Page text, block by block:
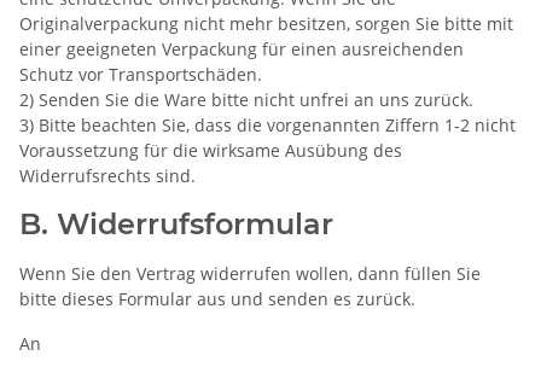
Originalverpackung nicht mehr besitzen, sorgen Sie bitte mit
einer geeigneten Verpackung für einen ausreichenden
Schutz vor Transportschäden.
2) Senden Sie die Ware bitte nicht unfrei an uns zurück.
3) Bitte beachten Sie, dass die vorgenannten Ziffern 1-2 nicht
Voraussetzung für die wirksame Ausübung des
Widerrufsrechts sind.
B. Widerrufsformular
Wenn Sie den Vertrag widerrufen wollen, dann füllen Sie
bitte dieses Formular aus und senden es zurück.
An